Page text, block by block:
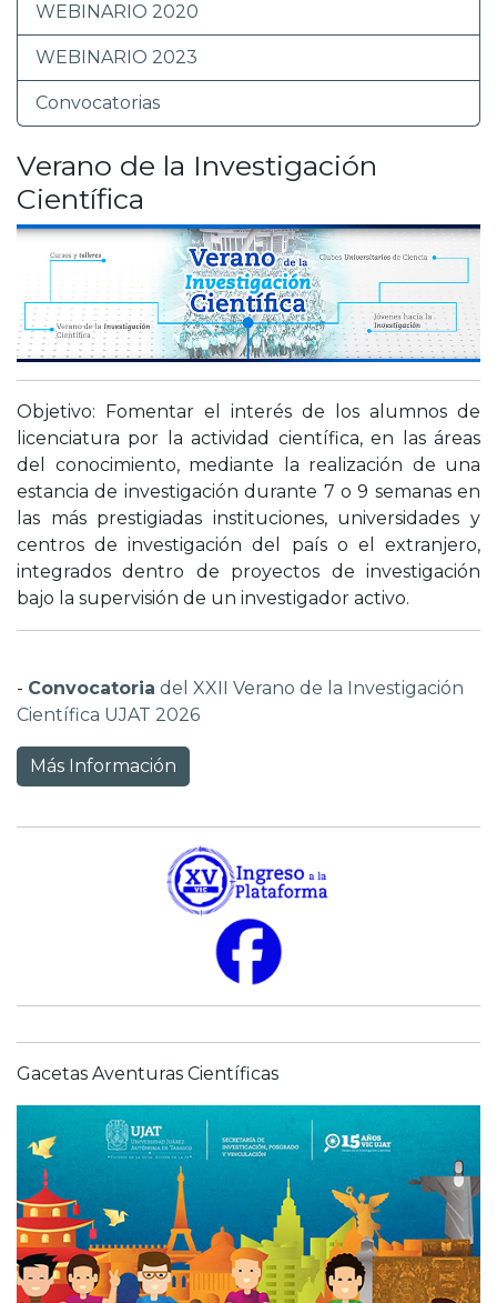
WEBINARIO 2020
WEBINARIO 2023
Convocatorias
Verano de la Investigación
Científica
Objetivo: Fomentar el interés de los alumnos de
licenciatura por la actividad científica, en las áreas
del conocimiento, mediante la realización de una
estancia de investigación durante 7 o 9 semanas en
las más prestigiadas instituciones, universidades y
centros de investigación del país o el extranjero,
integrados dentro de proyectos de investigación
bajo la supervisión de un investigador activo.
- Convocatoria del XXII Verano de la Investigación
Científica UJAT 2026
Más Información
Gacetas Aventuras Científicas